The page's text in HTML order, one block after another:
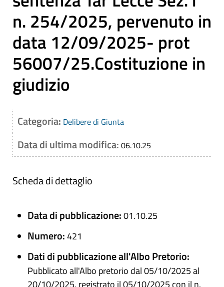
n. 254/2025, pervenuto in
data 12/09/2025- prot
56007/25.Costituzione in
giudizio
Categoria: Delibere di Giunta
Data di ultima modifica: 06.10.25
Scheda di dettaglio
Data di pubblicazione:01.10.25
Numero:421
Dati di pubblicazione all'Albo Pretorio:
Pubblicato all'Albo pretorio dal 05/10/2025 al
20/10/2025, registrato il 05/10/2025 con il n.